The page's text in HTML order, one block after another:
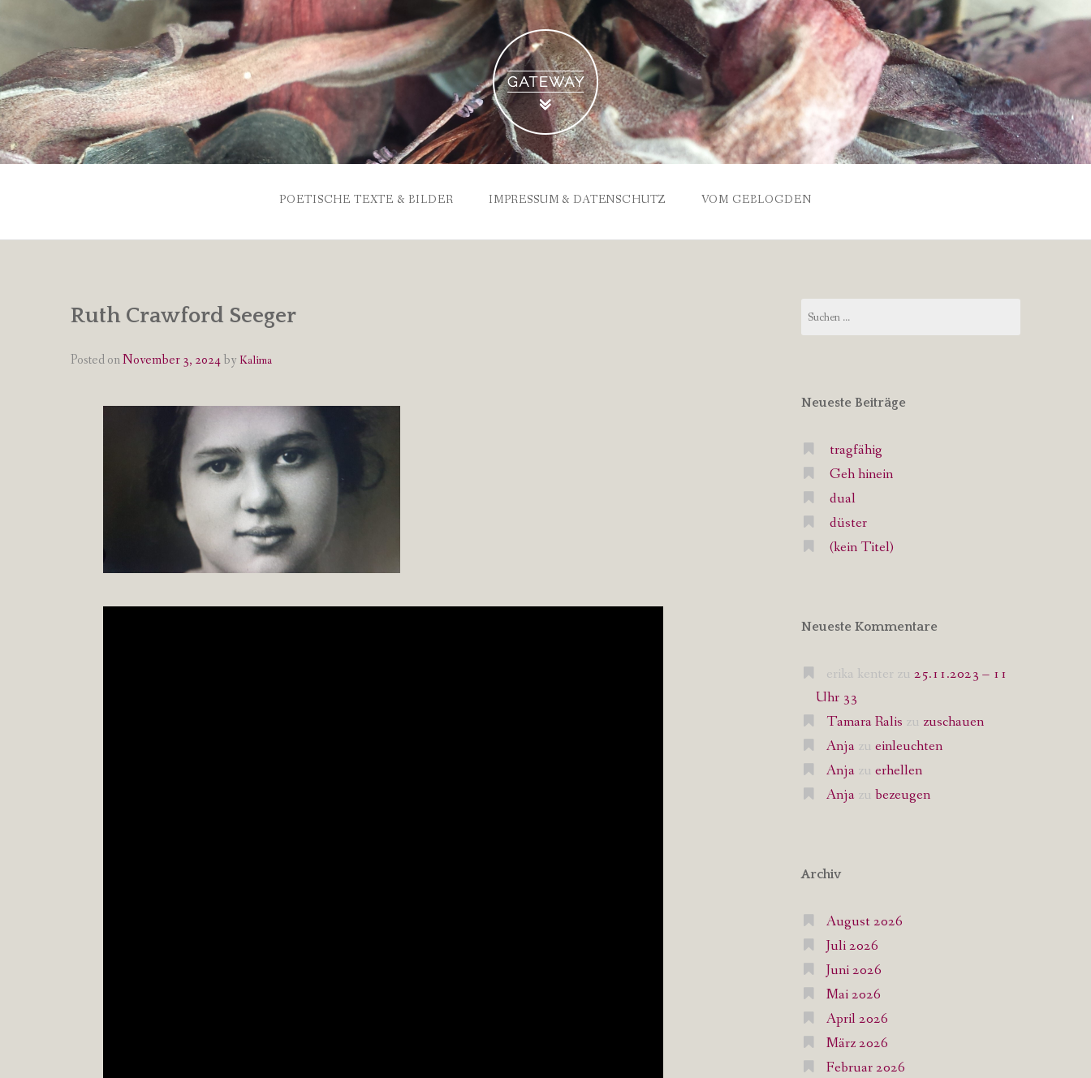
POETISCHE TEXTE & BILDER IMPRESSUM & DATENSCHUTZ VOM GEBLOGDEN
Ruth Crawford Seeger
Posted onNovember 3, 2024by Kalima
nach:
Neueste Beiträge
tragfähig
Geh hinein
dual
düster
(kein Titel)
Neueste Kommentare
erika kenter zu 25.11.2023 – 11
Uhr 33
Tamara Ralis zu zuschauen
Anja zu einleuchten
Anja zu erhellen
Anja zu bezeugen
Archiv
August 2026
Juli 2026
Juni 2026
Mai 2026
April 2026
März 2026
Februar 2026